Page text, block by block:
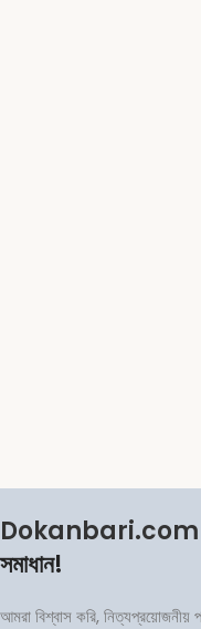
Dokanbari.com
সমাধান!
আমরা বিশ্বাস করি,